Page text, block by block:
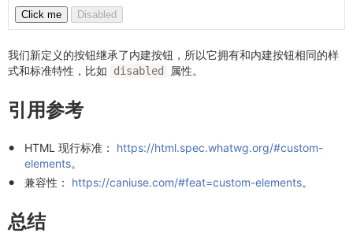
我们新定义的按钮继承了内建按钮，所以它拥有和内建按钮相同的样
式和标准特性，比如
disabled 属性。
引用参考
HTML 现行标准： https://html.spec.whatwg.org/#custom-
elements。
兼容性： https://caniuse.com/#feat=custom-elements。
总结